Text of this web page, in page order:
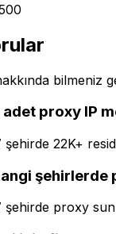
bilmeniz
proxy IP
şehirde 22K+
şehirlerde
şehirde proxy